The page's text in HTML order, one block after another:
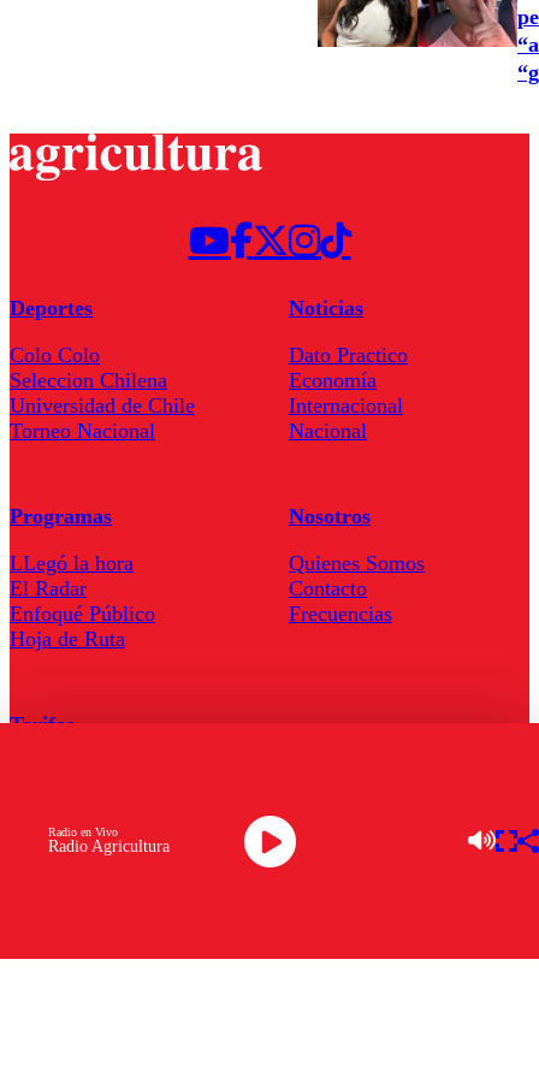
Radio Agricultura
Radio en Vivo
Deportes
Colo Colo
Seleccion Chilena
Universidad de Chile
Torneo Nacional
Noticias
Dato Practico
Economía
Internacional
Nacional
Programas
LLegó la hora
El Radar
Enfoqué Público
Hoja de Ruta
Nosotros
Quienes Somos
Contacto
Frecuencias
Tarifas
Descarga la APP